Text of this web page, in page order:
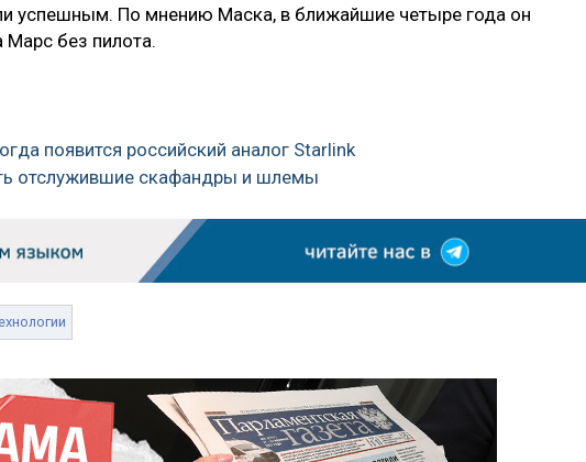
успешным. По мнению Маска, в ближайшие четыре года он
Марс без пилота.
появится российский аналог Starlink
отслужившие скафандры и шлемы